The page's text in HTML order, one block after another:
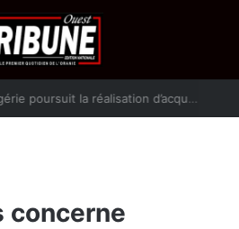
concerne